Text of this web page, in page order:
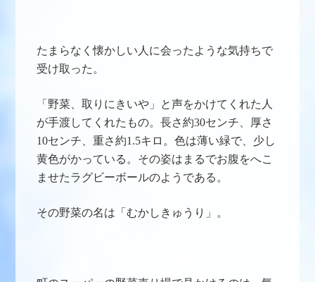
たまらなく懐かしい人に会ったような気持ちで
受け取った。
「野菜、取りにきいや」と声をかけてくれた人
が手渡してくれたもの。長さ約30センチ、厚さ
10センチ、重さ約1.5キロ。色は薄い緑で、少し
黄色がかっている。 その姿はまるでお腹をへこ
ませたラグビーボールのようである。
その野菜の名は「むかしきゅうり」。